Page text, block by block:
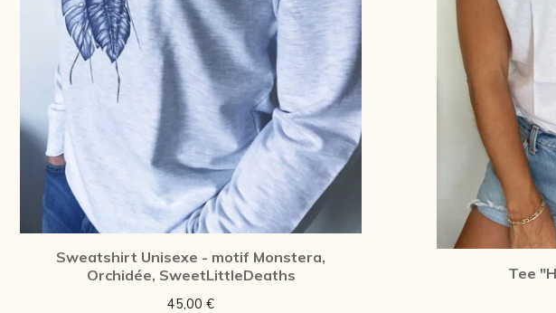
Sweatshirt Unisexe - motif Monstera,
Orchidée, SweetLittleDeaths
45,00€
Tee